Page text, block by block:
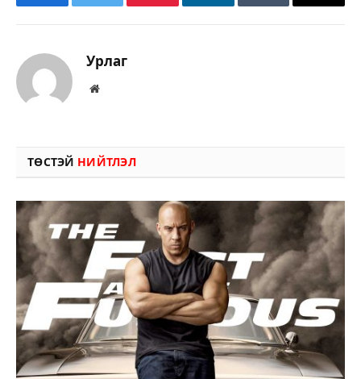
FacebookTwitter Pinterest LinkedInTumblr Имэйл
Урлаг
Вэбсайт
ТӨСТЭЙ НИЙТЛЭЛ